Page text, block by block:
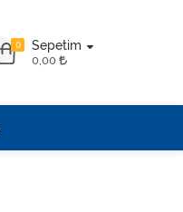
0 Sepetim
0,00